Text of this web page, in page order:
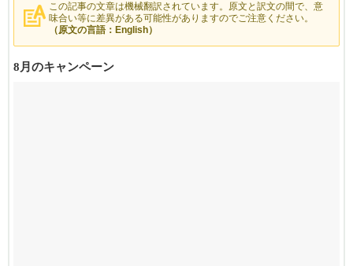
この記事の文章は機械翻訳されています。原文と訳文の間で、意
味合い等に差異がある可能性がありますのでご注意ください。
（原文の言語：English）
8月のキャンペーン